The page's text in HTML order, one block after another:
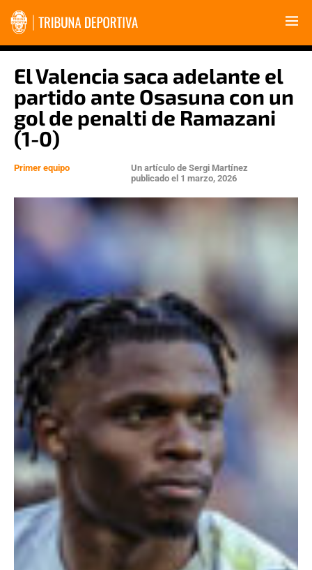
El Valencia saca adelante el
partido ante Osasuna con un
gol de penalti de Ramazani
(1-0)
Primer equipo Un artículo de Sergi Martínez
publicado el 1 marzo, 2026